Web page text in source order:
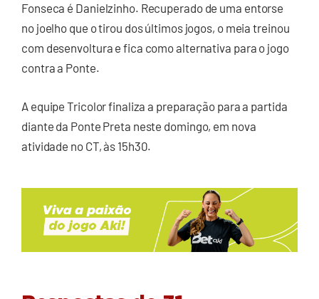
Fonseca é Danielzinho. Recuperado de uma entorse
no joelho que o tirou dos últimos jogos, o meia treinou
com desenvoltura e fica como alternativa para o jogo
contra a Ponte.
A equipe Tricolor finaliza a preparação para a partida
diante da Ponte Preta neste domingo, em nova
atividade no CT, às 15h30.